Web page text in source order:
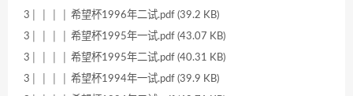
3│ │ │ │ 希望杯1996年二试.pdf (39.2 KB)
3│ │ │ │ 希望杯1995年一试.pdf (43.07 KB)
3│ │ │ │ 希望杯1995年二试.pdf (40.31 KB)
3│ │ │ │ 希望杯1994年一试.pdf (39.9 KB)